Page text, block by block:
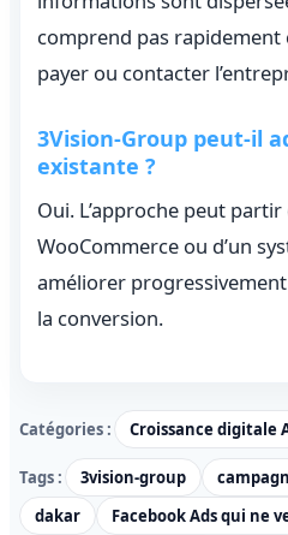
comprend pas rapidement
payer ou contacter
3Vision-Group peut-il
existante ?
Oui. L’approche peut partir
WooCommerce ou d’un
améliorer
la conversion.
Catégories : Croissance digitale
Tags : 3vision-group
dakar
Facebook Ads qui ne